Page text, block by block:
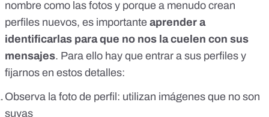
nombre como las fotos y porque a menudo crean
perfiles nuevos, es importante aprender a
identificarlas para que no nos la cuelen con sus
mensajes. Para ello hay que entrar a sus perfiles y
fijarnos en estos detalles:
Observa la foto de perfil: utilizan imágenes que no son
suyas